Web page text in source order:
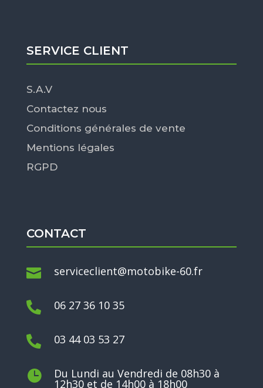
SERVICE CLIENT
S.A.V
Contactez nous
Conditions générales de vente
Mentions légales
RGPD
CONTACT
 serviceclient@motobike-60.fr
 06 27 36 10 35
 03 44 03 53 27
 Du Lundi au Vendredi de 08h30 à
12h30 et de 14h00 à 18h00